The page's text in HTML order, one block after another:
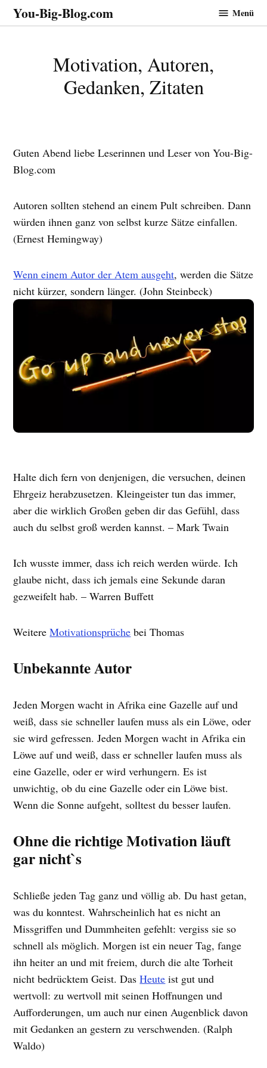
Zum
Inhalt
You-Big-Blog.com Menü
Motivation, Autoren,
Gedanken, Zitaten
Guten Abend liebe Leserinnen und Leser von You-Big-
Blog.com
Autoren sollten stehend an einem Pult schreiben. Dann
würden ihnen ganz von selbst kurze Sätze einfallen.
(Ernest Hemingway)
Wenn einem Autor der Atem ausgeht, werden die Sätze
nicht kürzer, sondern länger. (John Steinbeck)
Halte dich fern von denjenigen, die versuchen, deinen
Ehrgeiz herabzusetzen. Kleingeister tun das immer,
aber die wirklich Großen geben dir das Gefühl, dass
auch du selbst groß werden kannst. – Mark Twain
Ich wusste immer, dass ich reich werden würde. Ich
glaube nicht, dass ich jemals eine Sekunde daran
gezweifelt hab. – Warren Buffett
WeitereMotivationsprüche bei Thomas
Unbekannte Autor
Jeden Morgen wacht in Afrika eine Gazelle auf und
weiß, dass sie schneller laufen muss als ein Löwe, oder
sie wird gefressen. Jeden Morgen wacht in Afrika ein
Löwe auf und weiß, dass er schneller laufen muss als
eine Gazelle, oder er wird verhungern. Es ist
unwichtig, ob du eine Gazelle oder ein Löwe bist.
Wenn die Sonne aufgeht, solltest du besser laufen.
Ohne die richtige Motivation läuft
gar nicht`s
Schließe jeden Tag ganz und völlig ab. Du hast getan,
was du konntest. Wahrscheinlich hat es nicht an
Missgriffen und Dummheiten gefehlt: vergiss sie so
schnell als möglich. Morgen ist ein neuer Tag, fange
ihn heiter an und mit freiem, durch die alte Torheit
nicht bedrücktem Geist. DasHeute ist gut und
wertvoll: zu wertvoll mit seinen Hoffnungen und
Aufforderungen, um auch nur einen Augenblick davon
mit Gedanken an gestern zu verschwenden. (Ralph
Waldo)